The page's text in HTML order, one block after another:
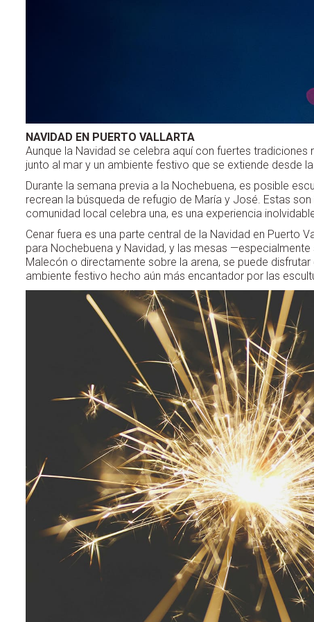
NAVIDAD EN PUERTO VALLARTA
Aunque la Navidad se celebra aquí con fuertes
junto al mar y un ambiente festivo que se extiende desde
Durante la semana previa a la Nochebuena, es posible
recrean la búsqueda de refugio de María y José. Estas
comunidad local celebra una, es una experiencia
Cenar fuera es una parte central de la Navidad en Puerto
para Nochebuena y Navidad, y las mesas
Malecón o directamente sobre la arena, se puede
ambiente festivo hecho aún más encantador por las